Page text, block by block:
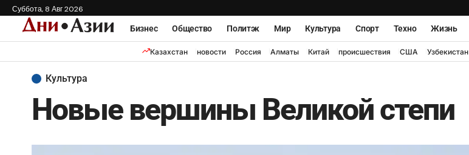
Суббота, 8 Авг 2026
Бизнес
Общество Политэк Мир Культура Спорт Техно Жизнь
Казахстан новости Россия Алматы Китай происшествия США Узбекистан
Культура
Новые вершины Великой степи